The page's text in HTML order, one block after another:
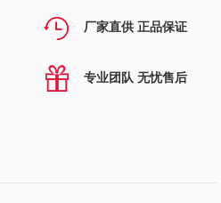
厂家直供 正品保证
专业团队 无忧售后